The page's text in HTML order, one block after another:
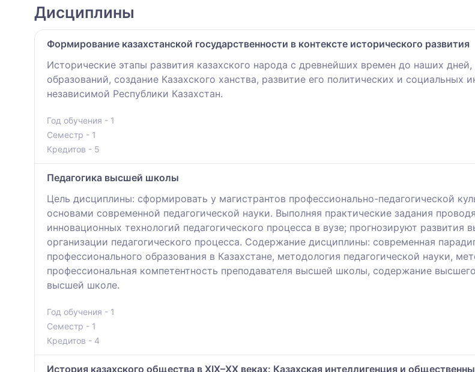
Дисциплины
Формирование казахстанской государственности в контексте исторического развития
Исторические этапы развития казахского народа с древнейших времен до наших
образований, создание Казахского ханства, развитие его политических и
независимой Республики Казахстан.
Год обучения - 1
Семестр - 1
Кредитов - 5
Педагогика высшей школы
Цель дисциплины: сформировать у магистрантов профессионально-педагогической
основами современной педагогической науки. Выполняя практические задания
инновационных технологий педагогического процесса в вузе; прогнозируют
организации педагогического процесса. Содержание дисциплины: современная
профессионального образования в Казахстане, методология педагогической науки,
профессиональная компетентность преподавателя высшей школы, содержание
высшей школе.
Год обучения - 1
Семестр - 1
Кредитов - 4
История казахского общества в XIX–XX веках: Казахская интеллигенция и